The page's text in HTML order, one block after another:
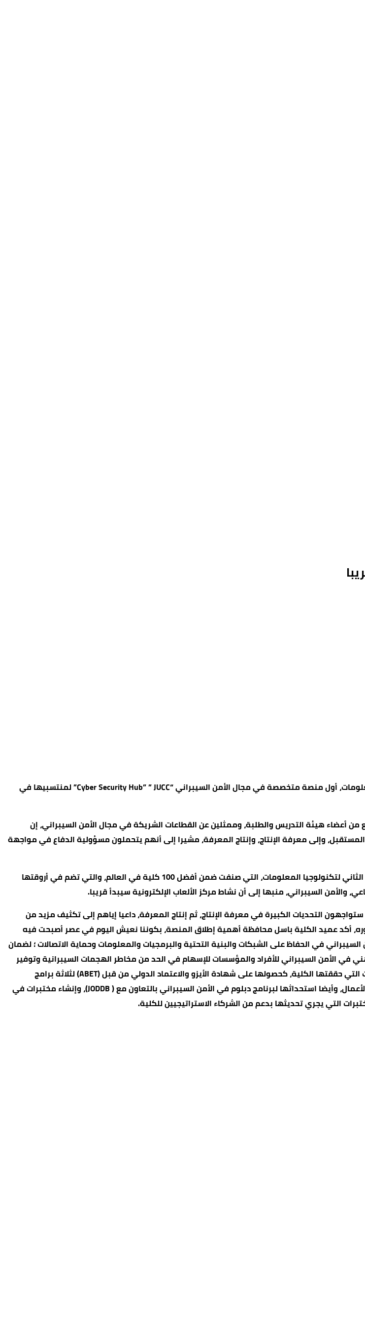
الرؤيا – أطلقت الجامعة الأردنية، ممثلة بكلية الملك عبد الله الثاني لتكنولوجيا المعلومات، أول منصة متخصصة في مجال الأمن السيبراني “Cyber Security Hub” ” JUCC” لمنتسبيها في
من أعضاء هيئة التدريس والطلبة، وممثلين عن القطاعات الشريكة في مجال الأمن السيبراني، إن
وإلى معرفة الإنتاج، وإنتاج المعرفة، مشيرا إلى أنهم يتحملون مسؤولية الدفاع في مواجهة
وأضاف سيتخرج هذا العام أول فوج من طلبة الأمن السيبراني في كلية الملك عبد الله الثاني لتكنولوجيا المعلومات، التي صنفت ضمن أفضل 100 كلية في العالم، والتي تضم في أروقتها
والأمن السيبراني، منبها إلى أن نشاط مركز الألعاب الإلكترونية سيبدأ قريبا.
التحديات الكبيرة في معرفة الإنتاج، ثم إنتاج المعرفة، داعيا إياهم إلى تكثيف مزيد من
أكد عميد الكلية باسل محافظة أهمية إطلاق المنصة، بكوننا نعيش اليوم في عصر أصبحت فيه
في الحفاظ على الشبكات والبنية التحتية والبرمجيات والمعلومات وحماية الاتصالات ؛ لضمان
في الأمن السيبراني للأفراد والمؤسسات للإسهام في الحد من مخاطر الهجمات السيبرانية وتوفير
بيئة رقمية أكثر أمانا ومرونة للجميع.وعرض محافظة في مداخلته لجملة من الإنجازات التي حققتها الكلية، كحصولها على شهادة الأيزو والاعتماد الدولي من قبل (ABET) لثلاثة برامج
بكالوريوس، هي علم الحاسوب، وأنظمة المعلومات الحاسوبية وتكنولوجيا معلومات الأعمال، وأيضا استحداثها لبرنامج دبلوم في الأمن السيبراني بالتعاون مع ( JODDB)، وإنشاء مختبرات في